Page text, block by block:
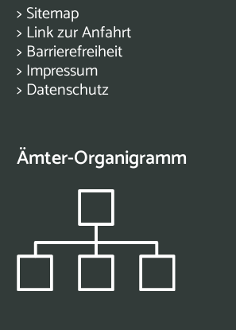
> Sitemap
> Link zur Anfahrt
> Barrierefreiheit
> Impressum
> Datenschutz
Ämter-Organigramm